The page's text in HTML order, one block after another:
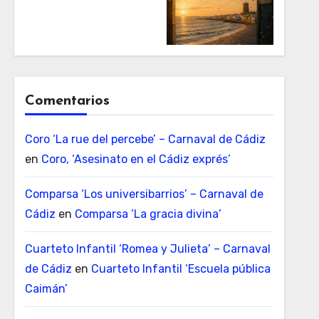
Comentarios
Coro ‘La rue del percebe’ – Carnaval de Cádiz
en Coro, ‘Asesinato en el Cádiz exprés’
Comparsa ‘Los universibarrios’ – Carnaval de
Cádiz en Comparsa ‘La gracia divina’
Cuarteto Infantil ‘Romea y Julieta’ – Carnaval
de Cádiz en Cuarteto Infantil ‘Escuela pública
Caimán’